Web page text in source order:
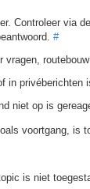
Controleer via
#
in privéberichten
niet op is
voortgang, is
is niet